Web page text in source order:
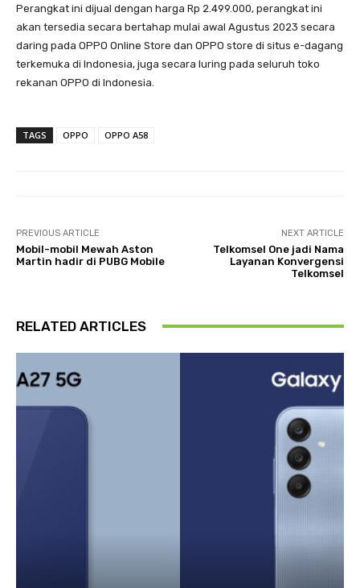
Perangkat ini dijual dengan harga Rp 2.499.000, perangkat ini
akan tersedia secara bertahap mulai awal Agustus 2023 secara
daring pada OPPO Online Store dan OPPO store di situs e-dagang
terkemuka di Indonesia, juga secara luring pada seluruh toko
rekanan OPPO di Indonesia.
TAGS OPPO OPPO A58
PREVIOUS ARTICLE
Mobil-mobil Mewah Aston
Martin hadir di PUBG Mobile
NEXT ARTICLE
Telkomsel One jadi Nama
Layanan Konvergensi
Telkomsel
RELATED ARTICLES